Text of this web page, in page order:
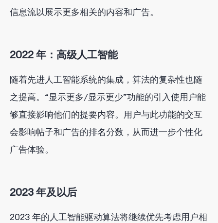
信息流以展示更多相关的内容和广告。
2022 年：高级人工智能
随着先进人工智能系统的集成，算法的复杂性也随
之提高。“显示更多/显示更少”功能的引入使用户能
够直接影响他们的提要内容。用户与此功能的交互
会影响帖子和广告的排名分数，从而进一步个性化
广告体验。
2023 年及以后
2023 年的人工智能驱动算法将继续优先考虑用户相